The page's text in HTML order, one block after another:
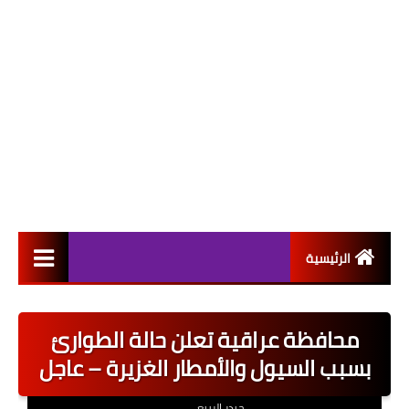
الرئيسية
اخبار القطاع العام
اخبار القطاع الخاص
محافظة عراقية تعلن حالة الطوارئ
بسبب السيول والأمطار الغزيرة – عاجل